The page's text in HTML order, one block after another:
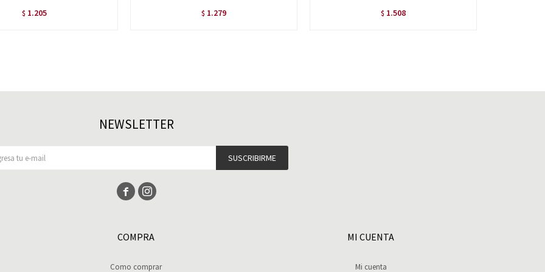
$ 1.205 $ 1.279 $ 1.508
COMPRA
Como comprar
MI CUENTA
Mi cuenta
NEWSLETTER
SUSCRIBIRME
 